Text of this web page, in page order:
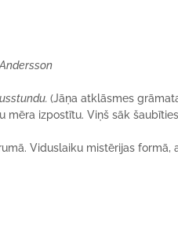
(Jāņa atklāsmes
izpostītu. Viņš sāk
Viduslaiku mistērijas formā,